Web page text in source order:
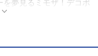
夢見るミモザ！デコボ
様の冬！個性豊かな４
でラップってどうなっ
、有史以来最もくだら